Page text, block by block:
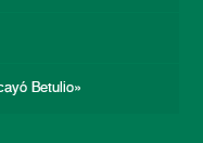
Betulio»